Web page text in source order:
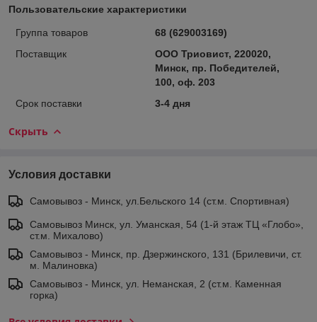
Пользовательские характеристики
Группа товаров
68 (629003169)
Поставщик
ООО Триовист, 220020,
Минск, пр. Победителей,
100, оф. 203
Срок поставки
3-4 дня
Скрыть
Условия доставки
Самовывоз - Минск, ул.Бельского 14 (ст.м. Спортивная)
Самовывоз Минск, ул. Уманская, 54 (1-й этаж ТЦ «Глобо»,
ст.м. Михалово)
Самовывоз - Минск, пр. Дзержинского, 131 (Брилевичи, ст.
м. Малиновка)
Самовывоз - Минск, ул. Неманская, 2 (ст.м. Каменная
горка)